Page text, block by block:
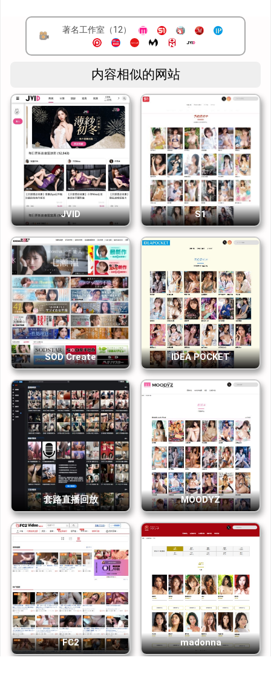
著名工作室（12）
内容相似的网站
JVID S1
SOD Create IDEA POCKET
套路直播回放 MOODYZ
FC2 madonna